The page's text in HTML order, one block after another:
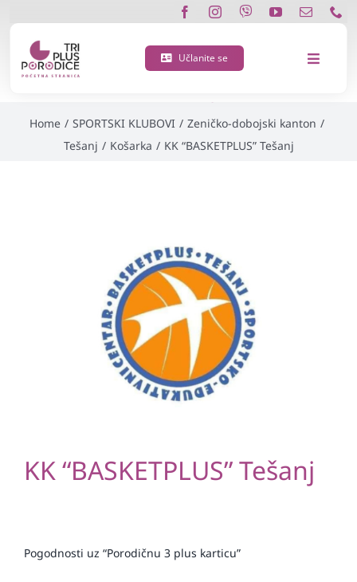
content
Učlanite se
Toggle
O nama
KK “BASKETPLUS”
Home / SPORTSKI KLUBOVI / Zeničko-dobojski kanton /
Tešanj / Košarka / KK “BASKETPLUS” Tešanj
KK “BASKETPLUS” Tešanj
Pogodnosti uz “Porodičnu 3 plus karticu”